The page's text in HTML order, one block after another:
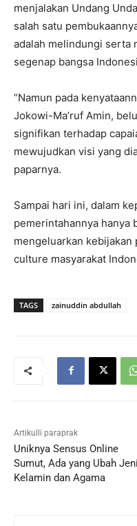
menjalakan Undang
salah satu
adalah melindungi serta
segenap bangsa
“Namun pada
Jokowi-Ma’ruf Amin,
signifikan terhadap
mewujudkan visi yang
paparnya.
Sampai hari ini, dalam
pemerintahannya hanya
mengeluarkan kebijakan
culture masyarakat
TAGS zainuddin abdullah
Artikulli paraprak
Uniknya Sensus Online
Sumut, Ada yang Ubah
Kelamin dan Agama